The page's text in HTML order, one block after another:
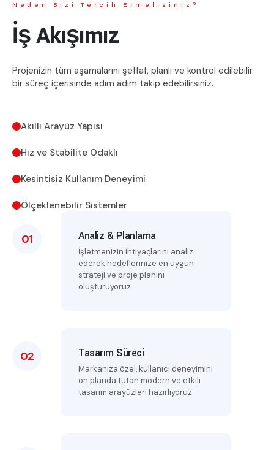
Neden Bizi Tercih Etmelisiniz?
İş Akışımız
Projenizin tüm aşamalarını şeffaf, planlı ve kontrol edilebilir
bir süreç içerisinde adım adım takip edebilirsiniz.
Akıllı Arayüz Yapısı
Hız ve Stabilite Odaklı
Kesintisiz Kullanım Deneyimi
Ölçeklenebilir Sistemler
01 Analiz & Planlama
İşletmenizin ihtiyaçlarını analiz
ederek hedeflerinize en uygun
strateji ve proje planını
oluşturuyoruz.
02 Tasarım Süreci
Markanıza özel, kullanıcı deneyimini
ön planda tutan modern ve etkili
tasarım arayüzleri hazırlıyoruz.